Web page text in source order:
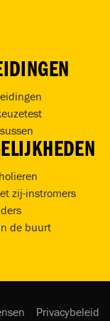
zij-instromers
de buurt
Privacybeleid